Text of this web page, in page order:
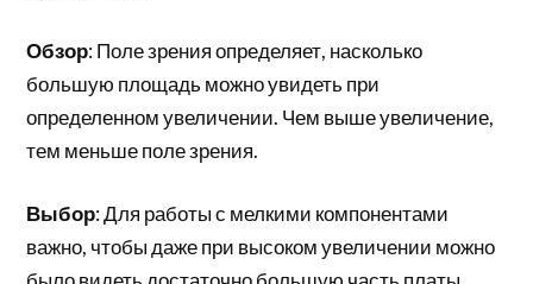
Обзор: Поле зрения определяет, насколько
большую площадь можно увидеть при
определенном увеличении. Чем выше увеличение,
тем меньше поле зрения.
Выбор: Для работы с мелкими компонентами
важно, чтобы даже при высоком увеличении можно